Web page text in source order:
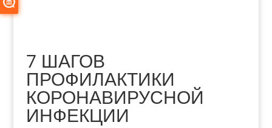
7 ШАГОВ
ПРОФИЛАКТИКИ
КОРОНАВИРУСНОЙ
ИНФЕКЦИИ